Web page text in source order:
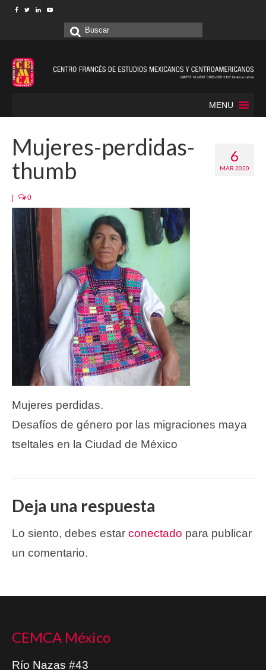
Buscar
MENU
6
MAR 2020
Mujeres-perdidas-
thumb
0
Mujeres perdidas.
Desafíos de género por las migraciones maya
tseltales en la Ciudad de México
Deja una respuesta
Lo siento, debes estar conectado para publicar
un comentario.
CEMCA México
Río Nazas #43